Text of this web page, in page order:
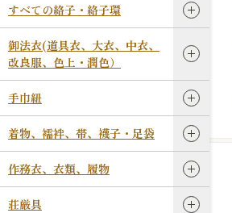
すべての絡子・絡子環
御法衣(道具衣、大衣、中衣、
改良服、色上・潤色）
手巾紐
着物、襦袢、帯、襪子・足袋
作務衣、衣類、履物
荘厳具